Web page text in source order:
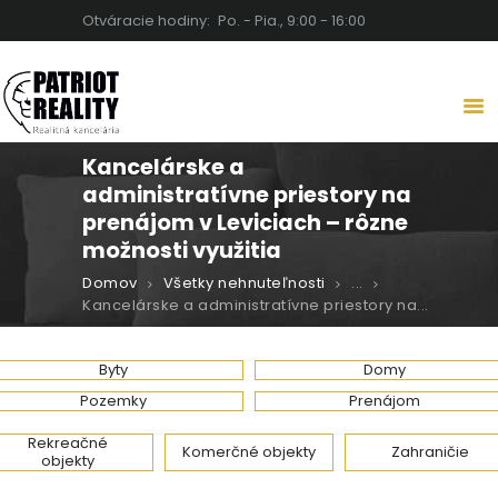
Otváracie hodiny: Po. - Pia., 9:00 - 16:00
Kancelárske a
administratívne priestory na
prenájom v Leviciach – rôzne
možnosti využitia
Domov Všetky nehnuteľnosti
...
Kancelárske a administratívne priestory na...
Byty
Domy
Pozemky
Prenájom
Rekreačné
objekty
Komerčné objekty Zahraničie
KANCELÁRIA LEVICE
DOMOV
O NÁS
NEHNUTEĽNOSTI
SLUŽBY
BLOG
KONTAKT